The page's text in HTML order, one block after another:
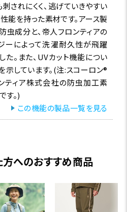
されにくく、逃げていきやすい
能を持った素材です。アース製
虫成分と、帝人フロンティアの
ーによって洗濯耐久性が飛躍
た。また、UVカット機能につい
示しています。(注:スコーロン®
ティア株式会社の防虫加工素
す。)
この機能の製品一覧を見る
へのおすすめ商品